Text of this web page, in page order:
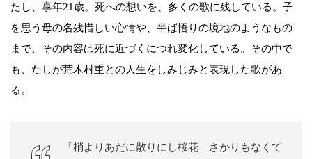
たし、享年21歳。死への想いを、多くの歌に残している。子
を思う母の名残惜しい心情や、半ば悟りの境地のようなもの
まで、その内容は死に近づくにつれ変化している。その中で
も、たしが荒木村重との人生をしみじみと表現した歌があ
る。
「梢よりあだに散りにし桜花 さかりもなくて